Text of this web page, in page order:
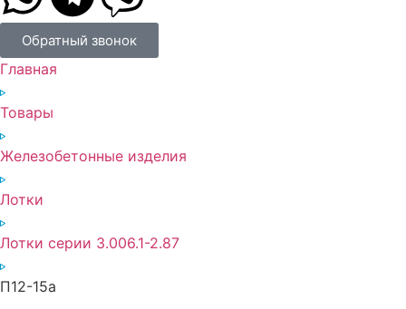
Обратный звонок
Главная
Товары
Железобетонные изделия
Лотки
Лотки серии 3.006.1-2.87
П12-15а